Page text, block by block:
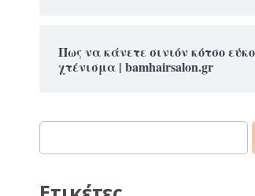
Πως να κάνετε σινιόν κότσο
χτένισμα | bamhairsalon.gr